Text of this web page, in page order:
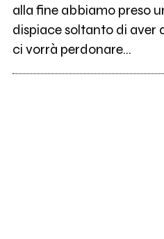
alla fine abbiamo preso
dispiace soltanto di aver
ci vorrà perdonare...